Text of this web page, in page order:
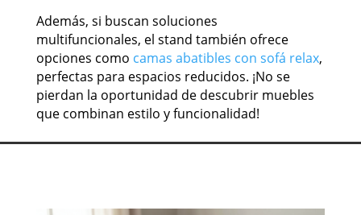
Además, si buscan soluciones
multifuncionales, el stand también ofrece
opciones como camas abatibles con sofá relax,
perfectas para espacios reducidos. ¡No se
pierdan la oportunidad de descubrir muebles
que combinan estilo y funcionalidad!